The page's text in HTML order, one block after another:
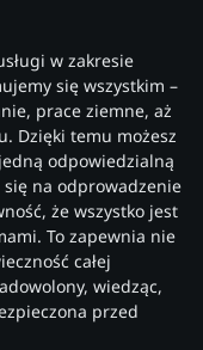
w zakresie
się wszystkim –
prace ziemne, aż
Dzięki temu możesz
odpowiedzialną
się na odprowadzenie
że wszystko jest
To zapewnia nie
całej
wiedząc,
przed